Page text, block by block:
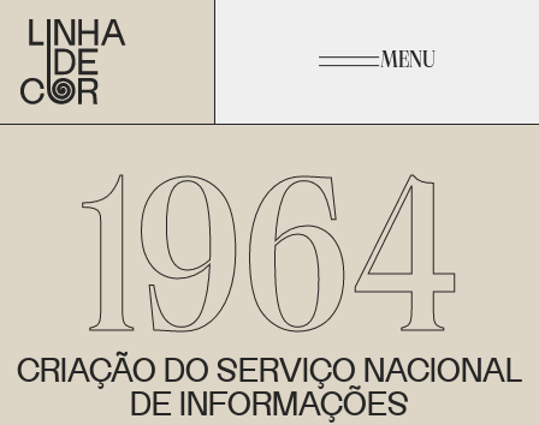
MENU
1964
CRIAÇÃO DO SERVIÇO NACIONAL
DE INFORMAÇÕES